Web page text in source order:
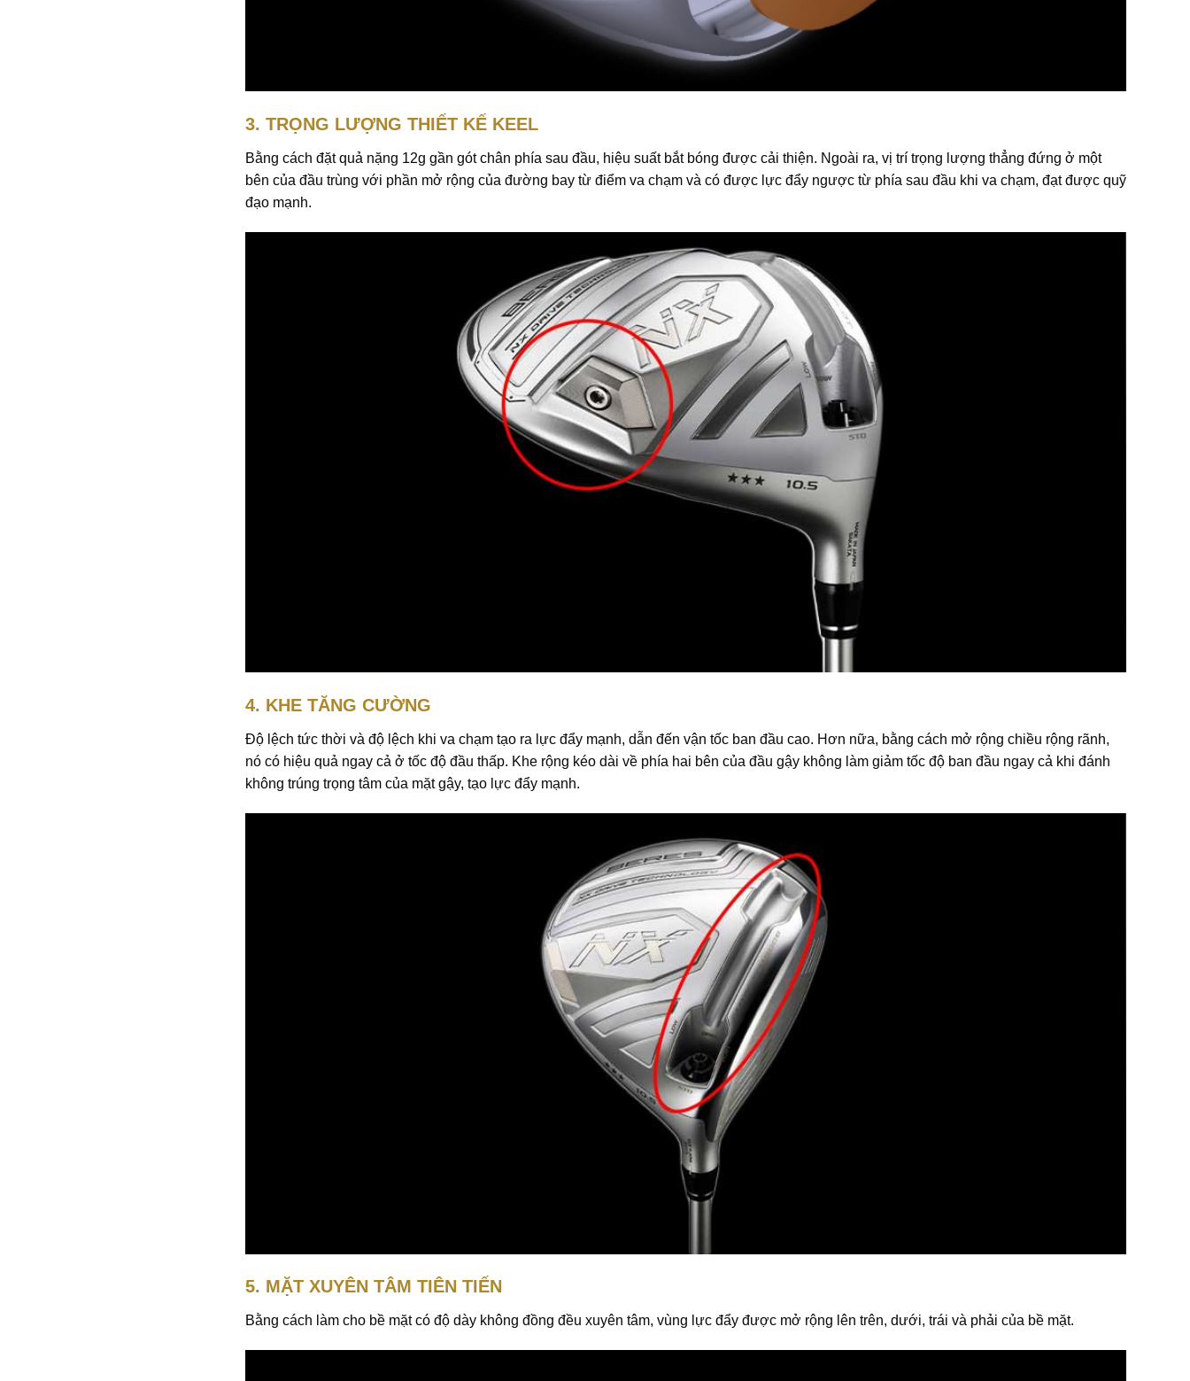
3. TRỌNG LƯỢNG THIẾT KẾ KEEL
Bằng cách đặt quả nặng 12g gần gót chân phía sau đầu, hiệu suất bắt bóng được cải thiện. Ngoài ra, vị trí trọng lượng thẳng đứng ở một
bên của đầu trùng với phần mở rộng của đường bay từ điểm va chạm và có được lực đẩy ngược từ phía sau đầu khi va chạm, đạt được quỹ
đạo mạnh.
4. KHE TĂNG CƯỜNG
Độ lệch tức thời và độ lệch khi va chạm tạo ra lực đẩy mạnh, dẫn đến vận tốc ban đầu cao. Hơn nữa, bằng cách mở rộng chiều rộng rãnh,
nó có hiệu quả ngay cả ở tốc độ đầu thấp. Khe rộng kéo dài về phía hai bên của đầu gậy không làm giảm tốc độ ban đầu ngay cả khi đánh
không trúng trọng tâm của mặt gậy, tạo lực đẩy mạnh.
5. MẶT XUYÊN TÂM TIÊN TIẾN
Bằng cách làm cho bề mặt có độ dày không đồng đều xuyên tâm, vùng lực đẩy được mở rộng lên trên, dưới, trái và phải của bề mặt.